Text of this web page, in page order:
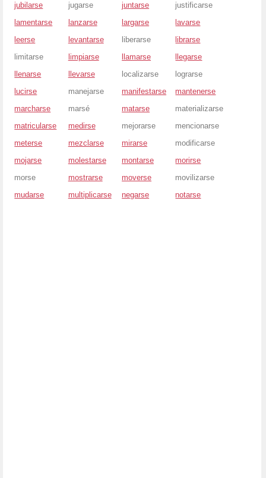
jubilarse
jugarse juntarse
justificarse
lamentarse
lanzarse largarse
lavarse
leerse
levantarse liberarse
librarse
limitarse
limpiarse llamarse
llegarse
llenarse
llevarse localizarse
lograrse
lucirse
manejarse manifestarse
mantenerse
marcharse
marsé matarse
materializarse
matricularse
medirse mejorarse
mencionarse
meterse
mezclarse mirarse
modificarse
mojarse
molestarse montarse
morirse
morse
mostrarse moverse
movilizarse
mudarse
multiplicarse negarse notarse